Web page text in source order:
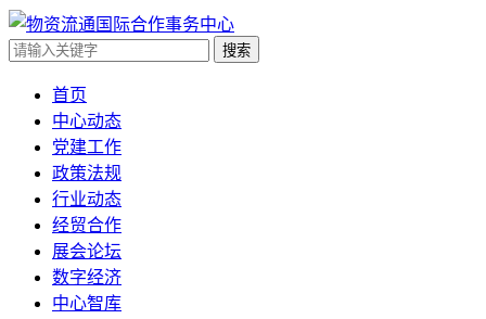
搜索
首页
中心动态
党建工作
政策法规
行业动态
经贸合作
展会论坛
数字经济
中心智库